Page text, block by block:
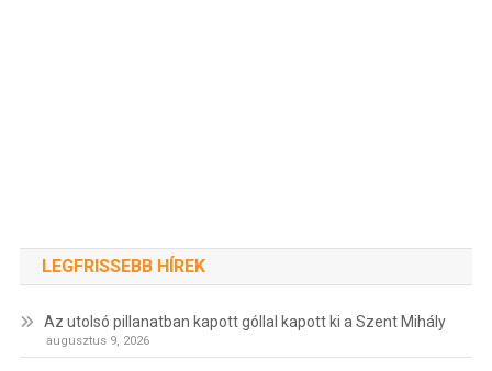
LEGFRISSEBB HÍREK
Az utolsó pillanatban kapott góllal kapott ki a Szent Mihály
augusztus 9, 2026